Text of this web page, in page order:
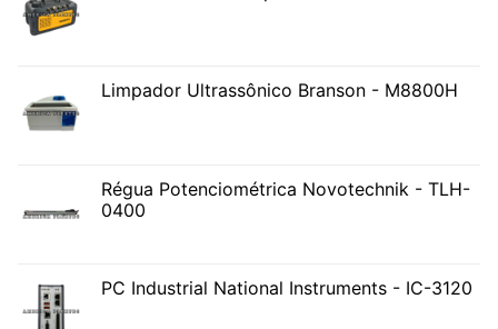
Limpador Ultrassônico Branson - M8800H
Régua Potenciométrica Novotechnik - TLH-
0400
PC Industrial National Instruments - IC-3120